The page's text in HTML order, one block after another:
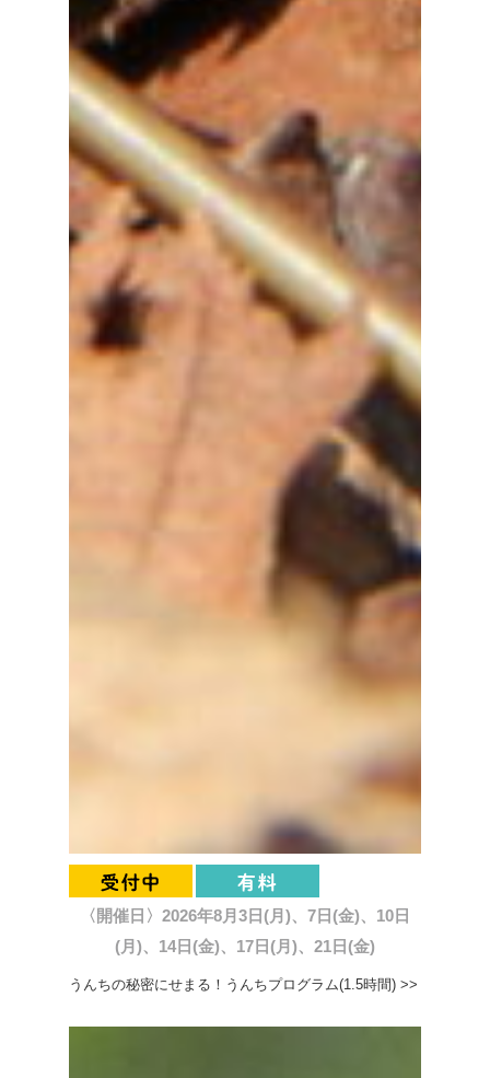
〈開催日〉2026年8月3日(月)、7日(金)、10日
(月)、14日(金)、17日(月)、21日(金)
うんちの秘密にせまる！うんちプログラム(1.5時間) >>